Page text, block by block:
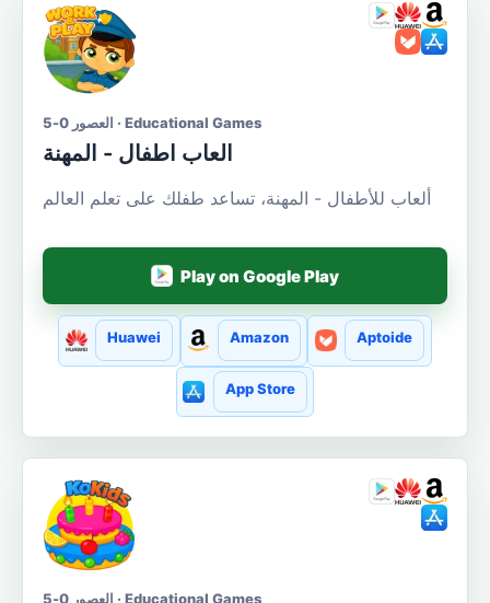
العصور 0-5 · Educational Games
العاب اطفال - المهنة
ألعاب للأطفال - المهنة، تساعد طفلك على تعلم العالم
Play on Google Play
Huawei Amazon Aptoide
App Store
العصور 0-5 · Educational Games